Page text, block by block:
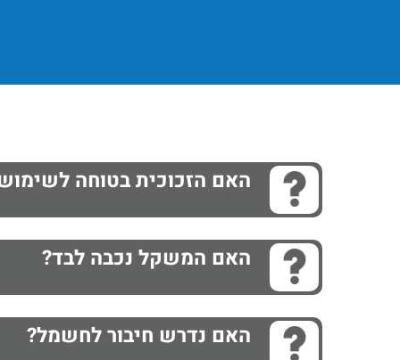
האם הזכוכית בטוחה
האם המשקל נכבה לבד?
האם נדרש חיבור לחשמל?